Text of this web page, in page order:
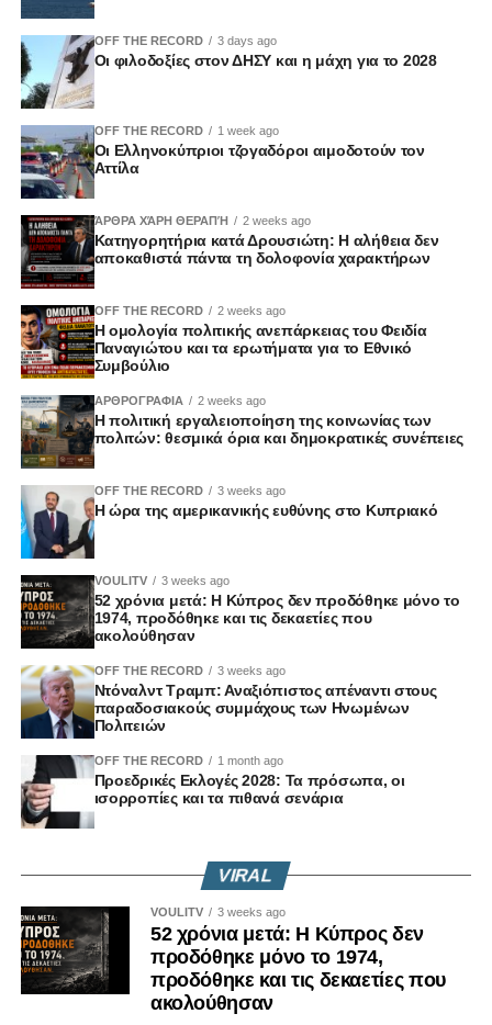
Δήλωση Χρύσανθου Σαββίδη για Κοινοβουλευτική
Επιτροπή Μεταφορών, Επικοινωνιών και Έργων | Vouli
report – 05/05/2022
OFF THE RECORD 3 days ago
Οι φιλοδοξίες στον ΔΗΣΥ και η μάχη για το 2028
OFF THE RECORD 1 week ago
Οι Ελληνοκύπριοι τζογαδόροι αιμοδοτούν τον
Αττίλα
ΆΡΘΡΑ ΧΆΡΗ ΘΕΡΑΠΉ 2 weeks ago
Κατηγορητήρια κατά Δρουσιώτη: Η αλήθεια δεν
αποκαθιστά πάντα τη δολοφονία χαρακτήρων
OFF THE RECORD 2 weeks ago
Η ομολογία πολιτικής ανεπάρκειας του Φειδία
Παναγιώτου και τα ερωτήματα για το Εθνικό
Συμβούλιο
ΑΡΘΡΟΓΡΑΦΙΑ 2 weeks ago
Η πολιτική εργαλειοποίηση της κοινωνίας των
πολιτών: θεσμικά όρια και δημοκρατικές συνέπειες
OFF THE RECORD 3 weeks ago
Η ώρα της αμερικανικής ευθύνης στο Κυπριακό
VOULITV 3 weeks ago
52 χρόνια μετά: Η Κύπρος δεν προδόθηκε μόνο το
1974, προδόθηκε και τις δεκαετίες που
ακολούθησαν
OFF THE RECORD 3 weeks ago
Ντόναλντ Τραμπ: Αναξιόπιστος απέναντι στους
παραδοσιακούς συμμάχους των Ηνωμένων
Πολιτειών
OFF THE RECORD 1 month ago
Προεδρικές Εκλογές 2028: Τα πρόσωπα, οι
ισορροπίες και τα πιθανά σενάρια
VIRAL
VOULITV 3 weeks ago
52 χρόνια μετά: Η Κύπρος δεν
προδόθηκε μόνο το 1974,
προδόθηκε και τις δεκαετίες που
ακολούθησαν